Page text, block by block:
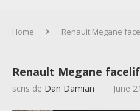
Home Renault Megane
Renault Megane
scris de Dan Damian June